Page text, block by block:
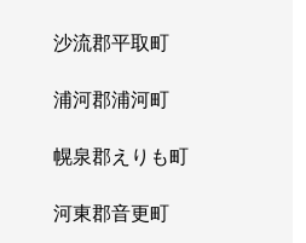
沙流郡平取町
浦河郡浦河町
幌泉郡えりも町
河東郡音更町